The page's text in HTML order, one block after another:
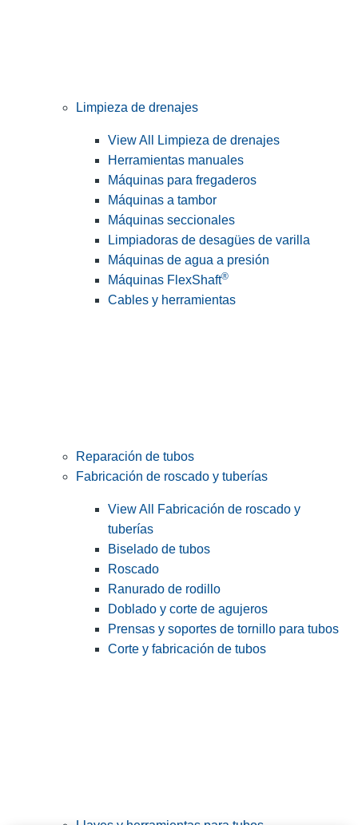
Limpieza de drenajes
View All Limpieza de drenajes
Herramientas manuales
Máquinas para fregaderos
Máquinas a tambor
Máquinas seccionales
Limpiadoras de desagües de varilla
Máquinas de agua a presión
Máquinas FlexShaft®
Cables y herramientas
Reparación de tubos
Fabricación de roscado y tuberías
View All Fabricación de roscado y
tuberías
Biselado de tubos
Roscado
Ranurado de rodillo
Doblado y corte de agujeros
Prensas y soportes de tornillo para tubos
Corte y fabricación de tubos